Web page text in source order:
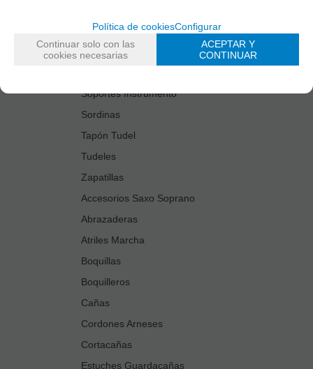
Limpiadores
Protectores Boquilla
Soportes Instrumento
Sordinas
Tapón Tudel
Tudeles
Zapatillas
Accesorios Saxo Soprano
Abrazaderas
Atriles Marcha
Boquillas
Boquilleros
Cañas
Cordones Arneses
Cortacañas
Estuches Guardacañas
Política de cookiesConfigurar
Continuar solo con las
cookies necesarias
ACEPTAR Y
CONTINUAR